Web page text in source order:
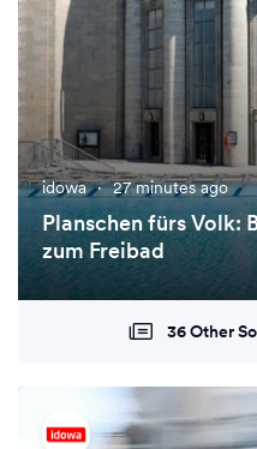
idowa · 27 minutes ago
Planschen fürs Volk:
zum Freibad
36 Other